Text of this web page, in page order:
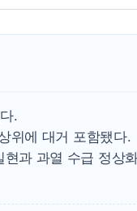
정재헌 CEO,
최태원, 노소영
홈플러스發 대
윤준병·이해민
'호우·산사태
.
위에 대거 포함됐다.
과 과열 수급 정상